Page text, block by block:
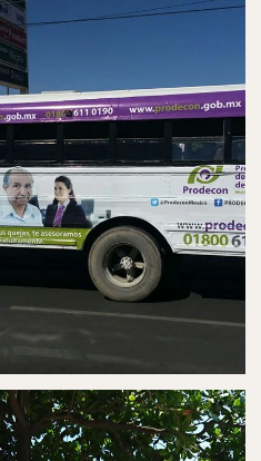
AUTOBUSES
CUERNAVACA